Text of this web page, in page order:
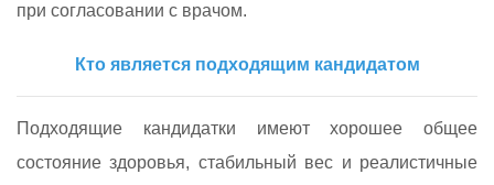
при согласовании с врачом.
Кто является подходящим кандидатом
Подходящие кандидатки имеют хорошее общее
состояние здоровья, стабильный вес и реалистичные